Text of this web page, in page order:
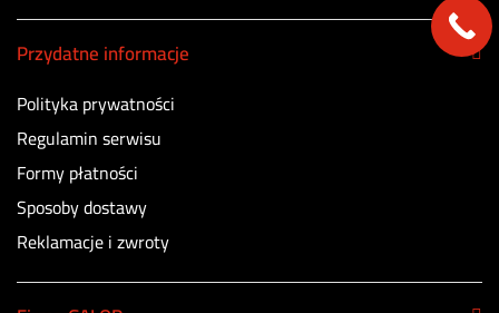
Przydatne informacje
Polityka prywatności
Regulamin serwisu
Formy płatności
Sposoby dostawy
Reklamacje i zwroty